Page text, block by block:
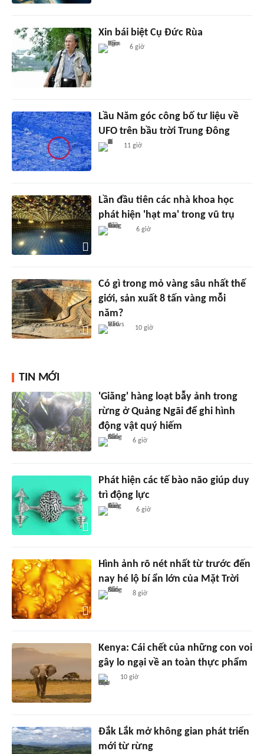
Xin bái biệt Cụ Đức Rùa
6 giờ
Lầu Năm góc công bố tư liệu về
UFO trên bầu trời Trung Đông
11 giờ
Lần đầu tiên các nhà khoa học
phát hiện 'hạt ma' trong vũ trụ
6 giờ
Có gì trong mỏ vàng sâu nhất thế
giới, sản xuất 8 tấn vàng mỗi
năm?
10 giờ
TIN MỚI
'Giăng' hàng loạt bẫy ảnh trong
rừng ở Quảng Ngãi để ghi hình
động vật quý hiếm
6 giờ
Phát hiện các tế bào não giúp duy
trì động lực
6 giờ
Hình ảnh rõ nét nhất từ trước đến
nay hé lộ bí ẩn lớn của Mặt Trời
8 giờ
Kenya: Cái chết của những con voi
gây lo ngại về an toàn thực phẩm
10 giờ
Đắk Lắk mở không gian phát triển
mới từ rừng